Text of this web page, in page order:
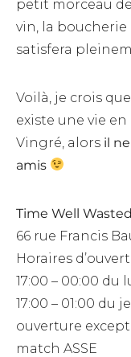
petit morceau
vin, la boucherie
satisfera
Voilà, je crois
existe une vie
Vingré, alors il
amis
Time Well Wasted
66 rue Francis
Horaires
17:00 – 00:00 du
17:00 – 01:00 du
ouverture
match ASSE